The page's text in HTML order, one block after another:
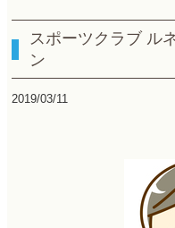
スポーツクラブ ル
ン
2019/03/11